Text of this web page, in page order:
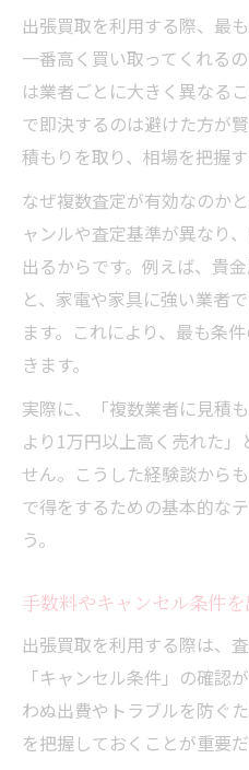
出張買取を利用する際、最
一番高く買い取ってくれる
は業者ごとに大きく異なる
で即決するのは避けた方が
積もりを取り、相場を把握
なぜ複数査定が有効なのか
ャンルや査定基準が異なり
出るからです。例えば、貴
と、家電や家具に強い業者
ます。これにより、最も条
きます。
実際に、「複数業者に見積
より1万円以上高く売れた
せん。こうした経験談から
で得をするための基本的な
う。
手数料やキャンセル条件
出張買取を利用する際は、
「キャンセル条件」の確認
わぬ出費やトラブルを防ぐ
を把握しておくことが重要だ